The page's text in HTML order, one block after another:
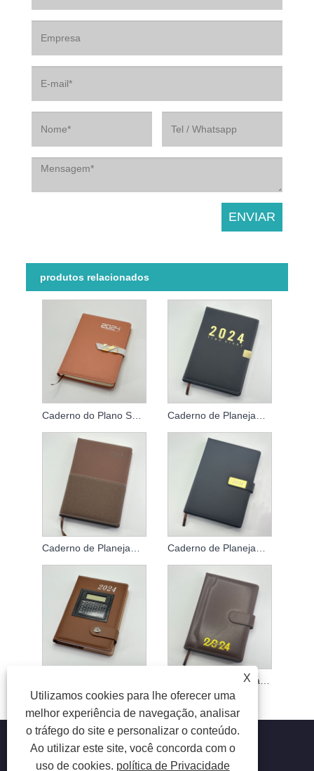
produtos relacionados
X
Utilizamos cookies para lhe oferecer uma
melhor experiência de navegação, analisar
o tráfego do site e personalizar o conteúdo.
Ao utilizar este site, você concorda com o
uso de cookies. política de Privacidade